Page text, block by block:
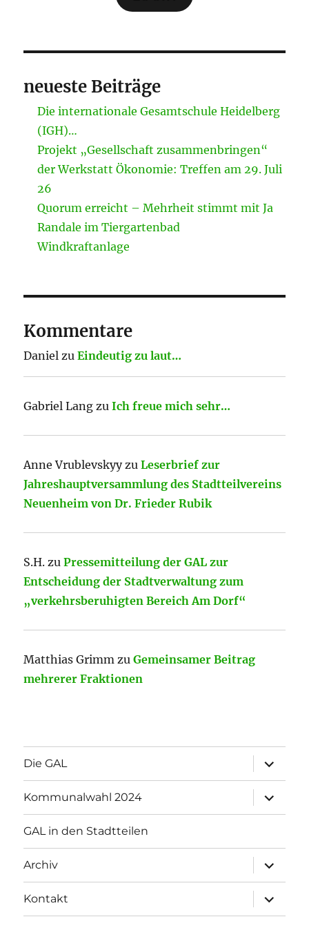
neueste Beiträge
Die internationale Gesamtschule Heidelberg
(IGH)…
Projekt „Gesellschaft zusammenbringen“
der Werkstatt Ökonomie: Treffen am 29. Juli
26
Quorum erreicht – Mehrheit stimmt mit Ja
Randale im Tiergartenbad
Windkraftanlage
Kommentare
Daniel zuEindeutig zu laut…
Gabriel Lang zuIch freue mich sehr…
Anne VrublevskyyzuLeserbrief zur
Jahreshauptversammlung des Stadtteilvereins
Neuenheim von Dr. Frieder Rubik
S.H. zuPressemitteilung der GAL zur
Entscheidung der Stadtverwaltung zum
„verkehrsberuhigten Bereich Am Dorf“
Matthias Grimm zuGemeinsamer Beitrag
mehrerer Fraktionen
Die GAL
öffnen
Kommunalwahl 2024
öffnen
GAL in den Stadtteilen
Archiv
öffnen
Kontakt
öffnen